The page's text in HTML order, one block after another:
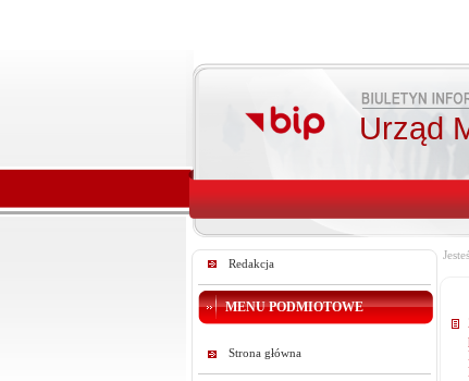
Urząd
Redakcja
MENU PODMIOTOWE
Strona główna